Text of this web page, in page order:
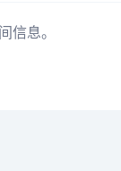
信息。